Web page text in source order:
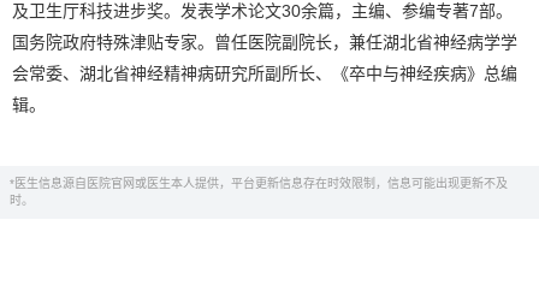
及卫生厅科技进步奖。发表学术论文30余篇，主编、参编专著7部。
国务院政府特殊津贴专家。曾任医院副院长，兼任湖北省神经病学学
会常委、湖北省神经精神病研究所副所长、《卒中与神经疾病》总编
辑。
*医生信息源自医院官网或医生本人提供，平台更新信息存在时效限制，信息可能出现更新不及
时。